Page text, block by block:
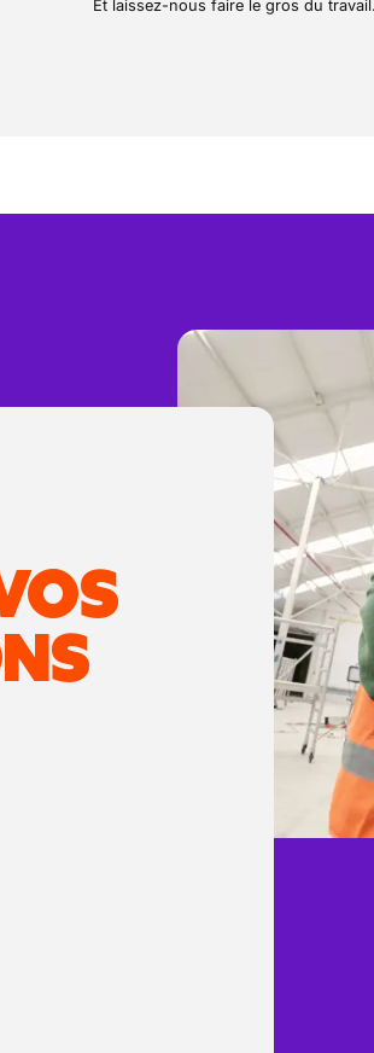
Et laissez-nous faire le gros du